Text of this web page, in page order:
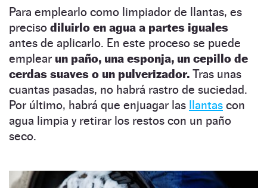
Para emplearlo como limpiador de llantas, es
preciso diluirlo en agua a partes iguales
antes de aplicarlo. En este proceso se puede
emplear un paño, una esponja, un cepillo de
cerdas suaves o un pulverizador. Tras unas
cuantas pasadas, no habrá rastro de suciedad.
Por último, habrá que enjuagar las llantas con
agua limpia y retirar los restos con un paño
seco.